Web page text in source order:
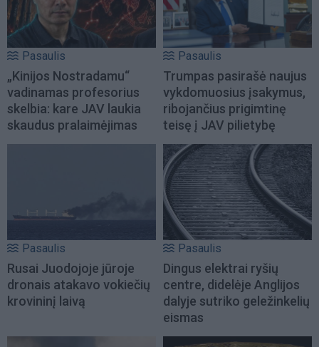
Pasaulis
„Kinijos Nostradamu“
vadinamas profesorius
skelbia: kare JAV laukia
skaudus pralaimėjimas
Pasaulis
Trumpas pasirašė naujus
vykdomuosius įsakymus,
ribojančius prigimtinę
teisę į JAV pilietybę
Pasaulis
Rusai Juodojoje jūroje
dronais atakavo vokiečių
krovininį laivą
Pasaulis
Dingus elektrai ryšių
centre, didelėje Anglijos
dalyje sutriko geležinkelių
eismas